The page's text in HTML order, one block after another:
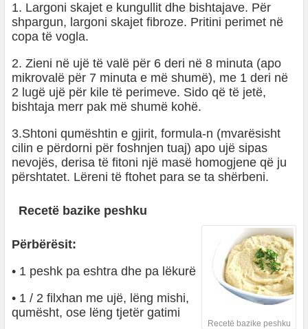
1. Largoni skajet e kungullit dhe bishtajave. Për
shpargun, largoni skajet fibroze. Pritini perimet në
copa të vogla.
2. Zieni në ujë të valë për 6 deri në 8 minuta (apo
mikrovalë për 7 minuta e më shumë), me 1 deri në
2 lugë ujë për kile të perimeve. Sido që të jetë,
bishtaja merr pak më shumë kohë.
3.Shtoni qumështin e gjirit, formula-n (mvarësisht
cilin e përdorni për foshnjen tuaj) apo ujë sipas
nevojës, derisa të fitoni një masë homogjene që ju
përshtatet. Lëreni të ftohet para se ta shërbeni.
Recetë bazike peshku
Recetë bazike peshku
Përbërësit:
• 1 peshk pa eshtra dhe pa lëkurë
• 1 / 2 filxhan me ujë, lëng mishi,
qumësht, ose lëng tjetër gatimi